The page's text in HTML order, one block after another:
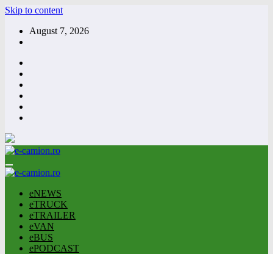
Skip to content
August 7, 2026
eNEWS
eTRUCK
eTRAILER
eVAN
eBUS
ePODCAST